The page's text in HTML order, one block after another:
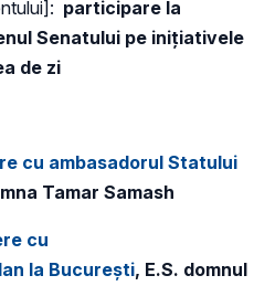
participare la
Senatului pe inițiativele
de zi
cu ambasadorul Statului
Tamar Samash
cu
la București, E.S. domnul